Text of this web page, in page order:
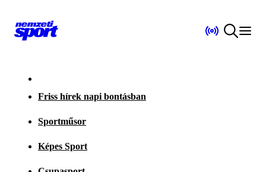
Friss hírek napi bontásban
Sportműsor
Képes Sport